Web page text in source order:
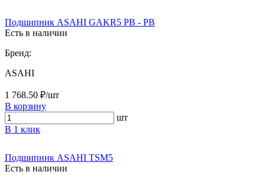
Подшипник ASAHI GAKR5 PB - PB
Есть в наличии
Бренд:
ASAHI
1 768.50 ₽/шт
В корзину
шт
В 1 клик
Подшипник ASAHI TSM5
Есть в наличии